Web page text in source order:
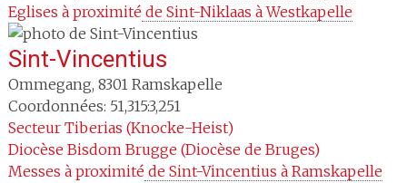
Eglises à proximité de Sint-Niklaas à Westkapelle
Sint-Vincentius
Ommegang, 8301 Ramskapelle
Coordonnées: 51,315:3,251
Secteur Tiberias (Knocke-Heist)
Diocèse Bisdom Brugge (Diocèse de Bruges)
Messes à proximité de Sint-Vincentius à Ramskapelle